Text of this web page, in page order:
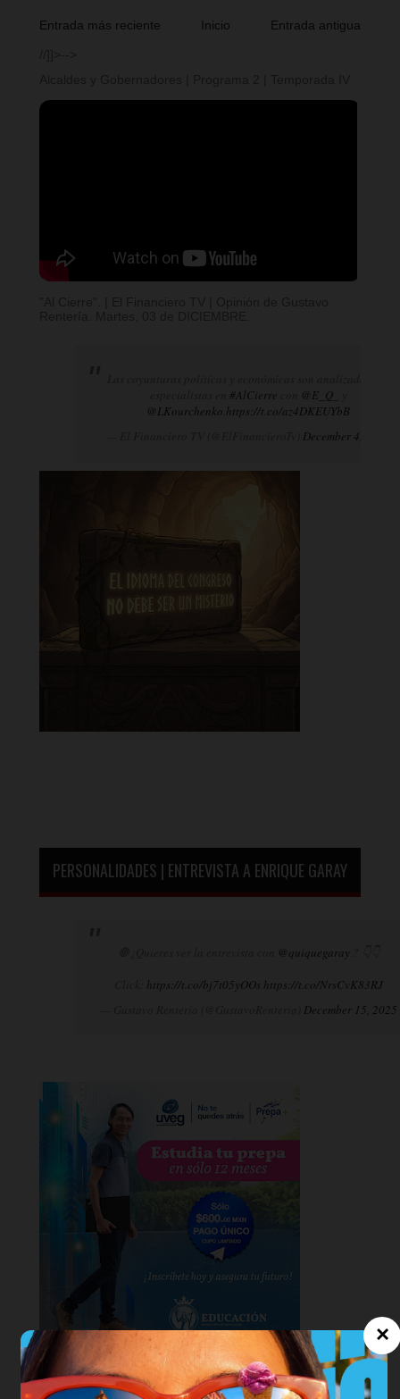
Entrada más reciente Entrada antigua
Inicio
#AlCierre @E_Q_
@LKourchenko https://t.co/az4DKEUYbB
December 4, 2024
×
PERSONALIDADES | ENTREVISTA A ENRIQUE GARAY
@quiquegaray
https://t.co/bj7t05yOOs https://t.co/NrsCvK83RJ
December 15, 2025